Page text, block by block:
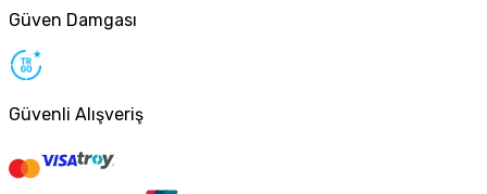
Güven Damgası
Güvenli Alışveriş